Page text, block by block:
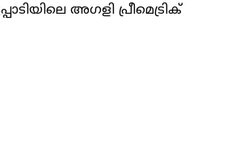
അഗളി പ്രീമെട്രിക്